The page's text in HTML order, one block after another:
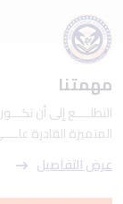
مهمتنا
التطلــــع إلى أن
المتميزة القادرة
عرض التفاصيل